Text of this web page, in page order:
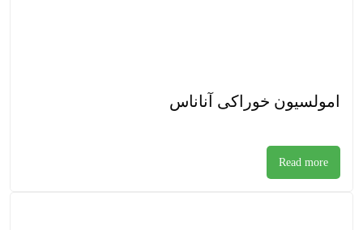
امولسیون خوراکی آناناس
Read more